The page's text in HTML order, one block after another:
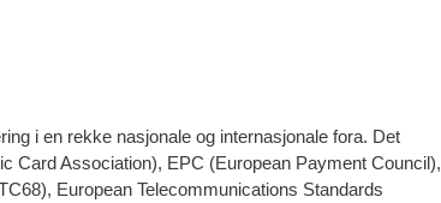
i en rekke nasjonale og internasjonale fora. Det
Card Association), EPC (European Payment Council),
European Telecommunications Standards